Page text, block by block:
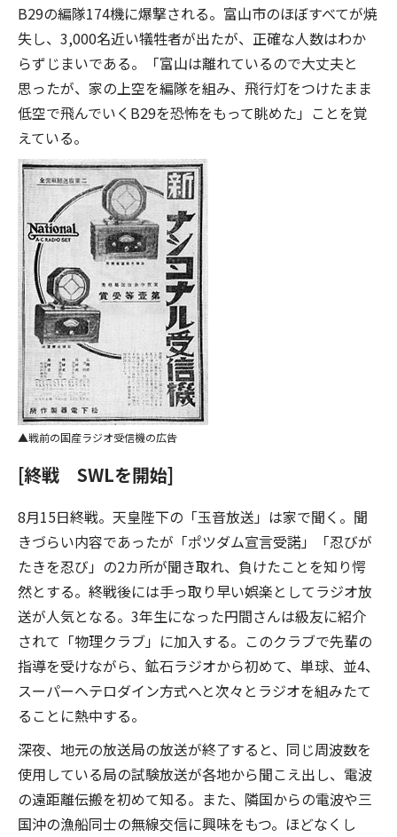
B29の編隊174機に爆撃される。富山市のほぼすべてが焼
失し、3,000名近い犠牲者が出たが、正確な人数はわか
らずじまいである。「富山は離れているので大丈夫と
思ったが、家の上空を編隊を組み、飛行灯をつけたまま
低空で飛んでいくB29を恐怖をもって眺めた」ことを覚
えている。
戦前の国産ラジオ受信機の広告
[終戦 SWLを開始]
8月15日終戦。天皇陛下の「玉音放送」は家で聞く。聞
きづらい内容であったが「ポツダム宣言受諾」「忍びが
たきを忍び」の2カ所が聞き取れ、負けたことを知り愕
然とする。終戦後には手っ取り早い娯楽としてラジオ放
送が人気となる。3年生になった円間さんは級友に紹介
されて「物理クラブ」に加入する。このクラブで先輩の
指導を受けながら、鉱石ラジオから初めて、単球、並4、
スーパーヘテロダイン方式へと次々とラジオを組みたて
ることに熱中する。
深夜、地元の放送局の放送が終了すると、同じ周波数を
使用している局の試験放送が各地から聞こえ出し、電波
の遠距離伝搬を初めて知る。また、隣国からの電波や三
国沖の漁船同士の無線交信に興味をもつ。ほどなくし